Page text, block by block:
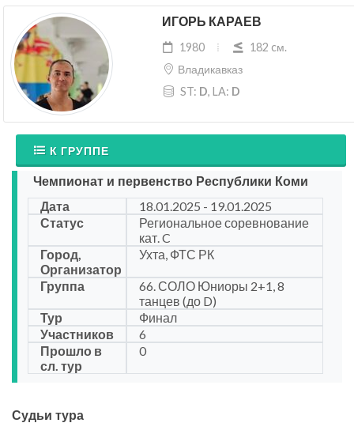
ИГОРЬ КАРАЕВ
1980
182 cм.
Владикавказ
ST: D, LA: D
К ГРУППЕ
Чемпионат и первенство Республики Коми
Дата
18.01.2025 - 19.01.2025
Статус
Региональное соревнование
кат. C
Город,
Организатор
Ухта, ФТС РК
Группа
66. СОЛО Юниоры 2+1, 8
танцев (до D)
Тур
Финал
Участников
6
Прошло в
сл. тур
0
Судьи тура